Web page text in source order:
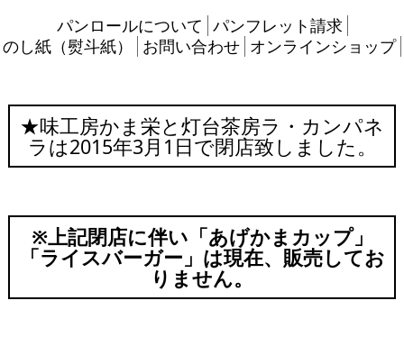
パンロールについて パンフレット請求
のし紙（熨斗紙）
お問い合わせ オンラインショップ
★味工房かま栄と灯台茶房ラ・カンパネ
ラは2015年3月1日で閉店致しました。
※上記閉店に伴い「あげかまカップ」
「ライスバーガー」は現在、販売してお
りません。